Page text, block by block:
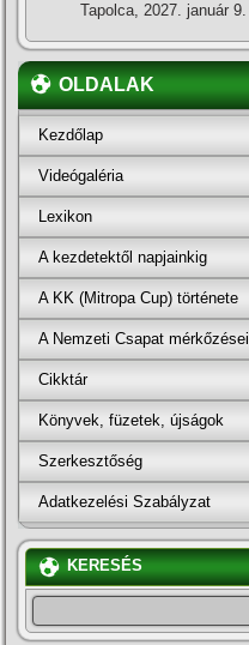
Tapolca, 2027. január 9.
OLDALAK
Kezdőlap
Videógaléria
Lexikon
A kezdetektől napjainkig
A KK (Mitropa Cup) története
A Nemzeti Csapat mérkőzései
Cikktár
Könyvek, füzetek, újságok
Szerkesztőség
Adatkezelési Szabályzat
KERESÉS